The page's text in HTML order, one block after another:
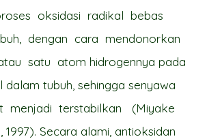
oksidasi radikal bebas
dengan cara mendonorkan
satu atom hidrogennya pada
dalam tubuh, sehingga senyawa
menjadi terstabilkan (Miyake
Secara alami, antioksidan